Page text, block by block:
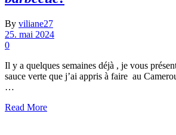
By viliane27
25. mai 2024
0
Il y a quelques semaines déjà , je vous
sauce verte que j’ai appris à faire au
…
Read More